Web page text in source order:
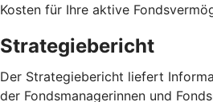
Kosten für Ihre aktive
Strategiebericht
Der Strategiebericht liefert
der Fondsmanagerinnen und